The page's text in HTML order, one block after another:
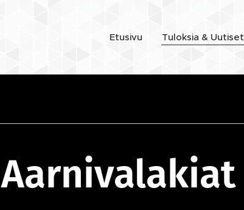
Etusivu Tuloksia & Uutiset
Aarnivalakiat